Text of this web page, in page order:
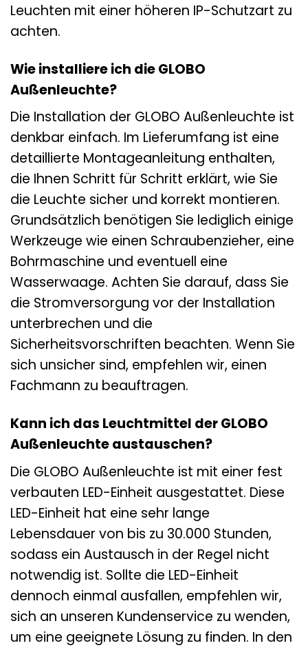
Leuchten mit einer höheren IP-Schutzart zu
achten.
Wie installiere ich die GLOBO
Außenleuchte?
Die Installation der GLOBO Außenleuchte ist
denkbar einfach. Im Lieferumfang ist eine
detaillierte Montageanleitung enthalten,
die Ihnen Schritt für Schritt erklärt, wie Sie
die Leuchte sicher und korrekt montieren.
Grundsätzlich benötigen Sie lediglich einige
Werkzeuge wie einen Schraubenzieher, eine
Bohrmaschine und eventuell eine
Wasserwaage. Achten Sie darauf, dass Sie
die Stromversorgung vor der Installation
unterbrechen und die
Sicherheitsvorschriften beachten. Wenn Sie
sich unsicher sind, empfehlen wir, einen
Fachmann zu beauftragen.
Kann ich das Leuchtmittel der GLOBO
Außenleuchte austauschen?
Die GLOBO Außenleuchte ist mit einer fest
verbauten LED-Einheit ausgestattet. Diese
LED-Einheit hat eine sehr lange
Lebensdauer von bis zu 30.000 Stunden,
sodass ein Austausch in der Regel nicht
notwendig ist. Sollte die LED-Einheit
dennoch einmal ausfallen, empfehlen wir,
sich an unseren Kundenservice zu wenden,
um eine geeignete Lösung zu finden. In den